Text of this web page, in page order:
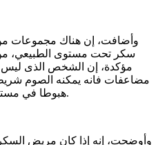
وأضافت، إن هناك مجموعات
سكر تحت مستوى الطبيعي، من
مؤكدة، إن الشخص الذى ليس
مضاعفات فانه يمكنه الصوم
هبوطا في مستوى السكر عن المستوى الطبيعى.
وأوضحت، إنه إذا كان مريض